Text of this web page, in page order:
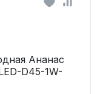
Ананас
D45-1W-